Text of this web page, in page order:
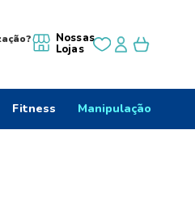
Nossas
Lojas
Fitness Manipulação